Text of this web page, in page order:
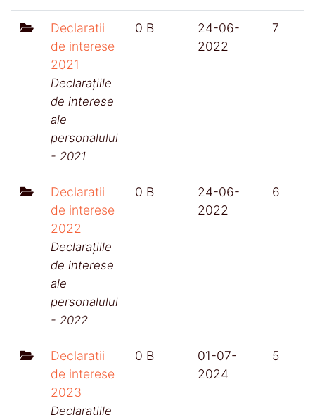
Declaratii
de interese
2021
Declarațiile
de interese
ale
personalului
- 2021
0 B
24-06-
2022
7
Declaratii
de interese
2022
Declarațiile
de interese
ale
personalului
- 2022
0 B
24-06-
2022
6
Declaratii
de interese
2023
Declarațiile
0 B
01-07-
2024
5